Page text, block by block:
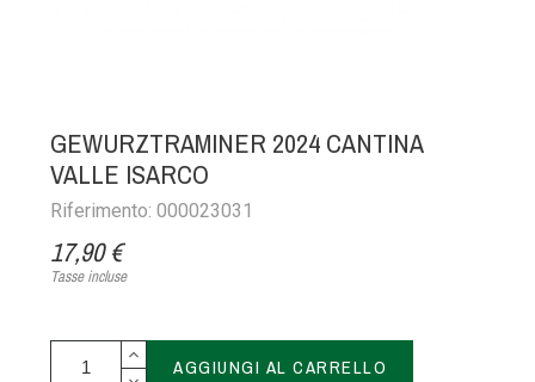
GEWURZTRAMINER 2024 CANTINA
VALLE ISARCO
Riferimento: 000023031
17,90 €
Tasse incluse
AGGIUNGI AL CARRELLO